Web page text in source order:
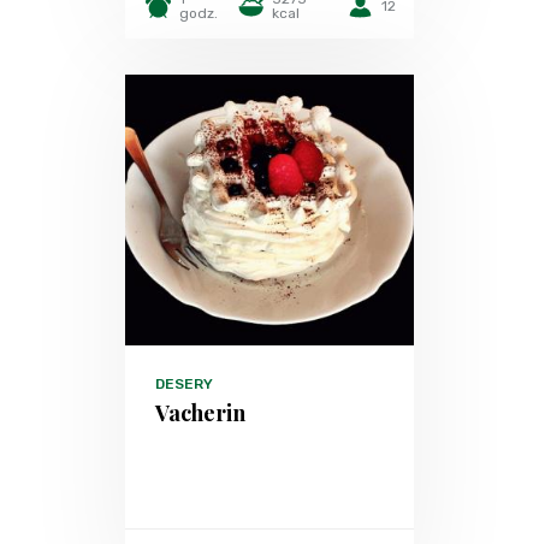
godz.
kcal
12
DESERY
Vacherin